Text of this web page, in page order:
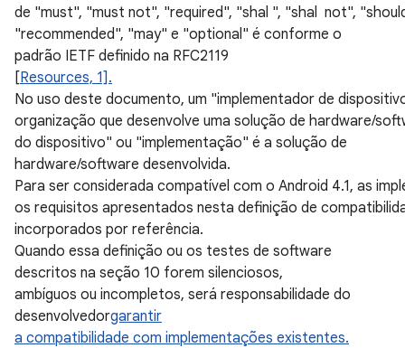
de "must", "must not", "required", "shal ", "shal not",
"recommended", "may" e "optional" é conforme o
padrão IETF definido na RFC2119
[Resources, 1].
No uso deste documento, um "implementador de
organização que desenvolve uma solução de hardware/
do dispositivo" ou "implementação" é a solução de
hardware/software desenvolvida.
Para ser considerada compatível com o Android 4.1, as
os requisitos apresentados nesta definição de
incorporados por referência.
Quando essa definição ou os testes de software
descritos na seção 10 forem silenciosos,
ambíguos ou incompletos, será responsabilidade do
desenvolvedorgarantir
a compatibilidade com implementações existentes.